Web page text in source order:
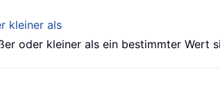
kleiner als
oder kleiner als ein bestimmter Wert